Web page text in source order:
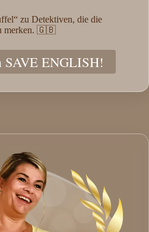
zu Detektiven, die die
merken. 🇬🇧
SAVE ENGLISH!